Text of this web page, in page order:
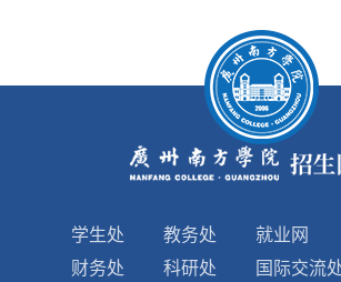
学生处 教务处
就业网
财务处
科研处
国际交流